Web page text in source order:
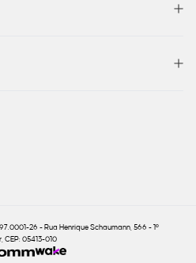
26 - Rua Henrique Schaumann, 566 - 1º
CEP: 05413-010